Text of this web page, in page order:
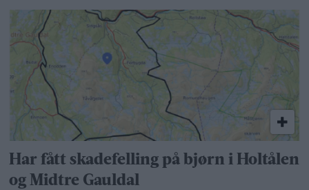
Har fått skadefelling på bjørn i Holtålen
og Midtre Gauldal